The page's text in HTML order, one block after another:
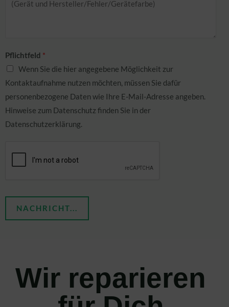
Pflichtfeld *
Wenn Sie die hier angegebene Möglichkeit zur
Kontaktaufnahme nutzen möchten, müssen Sie dafür
personenbezogene Daten wie Ihre E-Mail-Adresse angeben.
Hinweise zum Datenschutz finden Sie in der
Datenschutzerklärung.
NACHRICHT...
Wir reparieren